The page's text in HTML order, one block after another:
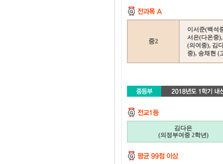
중2
이서준(백석
서은(다온중
(의여중), 김
중), 송채현 (
김다은
(의정부여중 2학년)